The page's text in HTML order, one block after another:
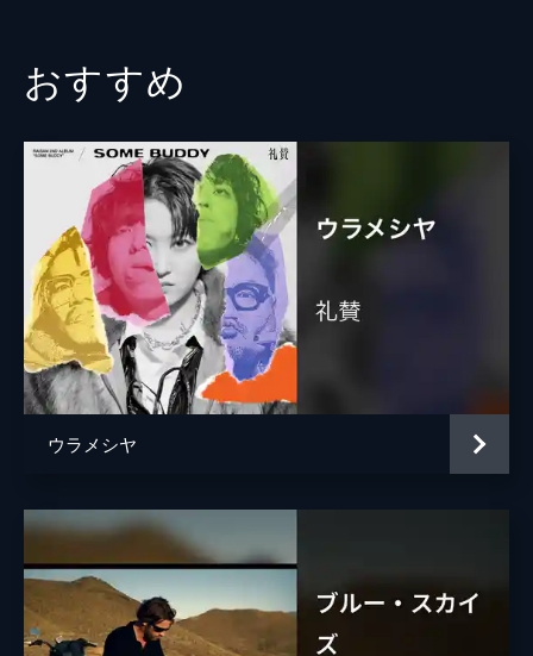
おすすめ
ウラメシヤ